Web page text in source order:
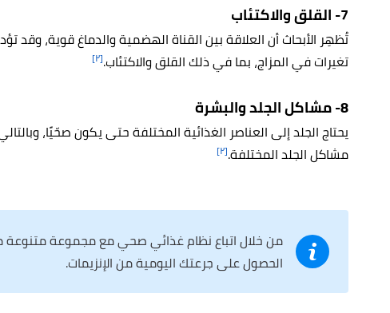
7- القلق والاكتئاب
تُظهِر الأبحاث أن العلاقة بين القناة الهضمية والدماغ قوية، وقد
تغيرات في المزاج، بما في ذلك القلق والاكتئاب.[٢]
8- مشاكل الجلد والبشرة
يحتاج الجلد إلى العناصر الغذائية المختلفة حتى يكون صحّيًا،
مشاكل الجلد المختلفة.[٢]
من خلال اتباع نظام غذائي صحي مع مجموعة متنوعة
الحصول على جرعتك اليومية من الإنزيمات.